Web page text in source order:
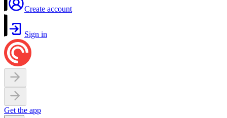
Create account
Sign in
Get the app